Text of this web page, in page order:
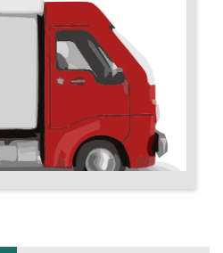
BỒN CHỨA GIẢI NHIỆT SƠN, MỰC IN
Bồn chứa giải nhiệt sơn, mực in có cấu
tạo gồm 2 lớp inox và được dùng để
làm giảm nhiệt độ của nguyên...
MÁY TRỘN BỘT KHÔ 500KG
Máy trộn bột khô 500kg được thiết kế
thân bồn nằm ngang, với cánh trộn bột
xoay đảo thuận nghịch. Vật liệu...